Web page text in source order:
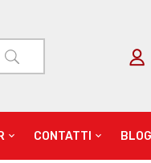
CONTATTI BLOG